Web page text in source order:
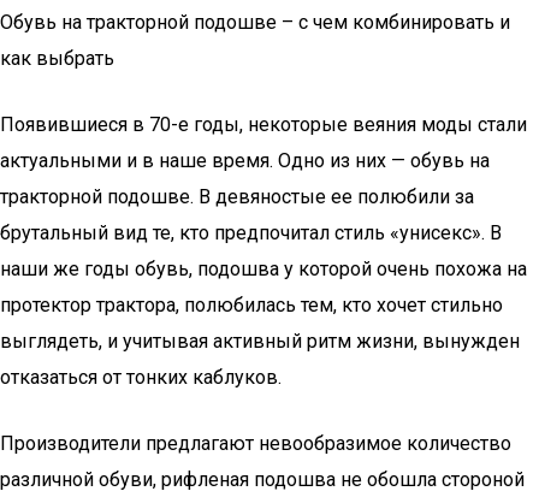
Обувь на тракторной подошве – с чем комбинировать и
как выбрать
Появившиеся в 70-е годы, некоторые веяния моды стали
актуальными и в наше время. Одно из них — обувь на
тракторной подошве. В девяностые ее полюбили за
брутальный вид те, кто предпочитал стиль «унисекс». В
наши же годы обувь, подошва у которой очень похожа на
протектор трактора, полюбилась тем, кто хочет стильно
выглядеть, и учитывая активный ритм жизни, вынужден
отказаться от тонких каблуков.
Производители предлагают невообразимое количество
различной обуви, рифленая подошва не обошла стороной